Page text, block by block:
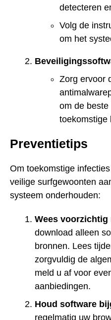
detecteren
Volg de
om het
Zorg ervoor
om de
toekomstige
Preventietips
Om toekomstige
veilige surfgewoonten
systeem onderhouden:
Wees
download alleen
bronnen. Lees
zorgvuldig de
meld u af voor
aanbiedingen.
Houd software
regelmatig uw